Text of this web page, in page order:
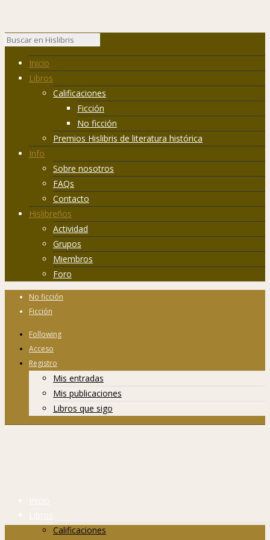
Inicio
Libros
Calificaciones
Ficción
No ficción
Premios Hislibris de literatura histórica
Info
Sobre nosotros
FAQs
Contacto
Hislibreños
Actividad
Grupos
Miembros
Foro
No ficción
Ficción
Following
Acceso
Registro
Mis entradas
Mis publicaciones
Libros que sigo
Inicio
Libros
Calificaciones